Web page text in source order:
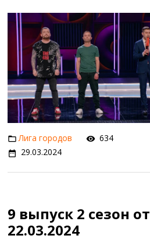
Лига городов
634
29.03.2024
9 выпуск 2 сезон от
22.03.2024